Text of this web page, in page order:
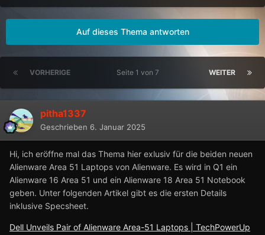
Auf dieses Thema antworten
VORHERIGE WEITER
Seite 1 von 7
pitha1337
Geschrieben 6. Januar 2025
Hi, ich eröffne mal das Thema hier exlusiv für die beiden neuen
Alienware Area 51 Laptops von Alienware. Es wird in Q1 ein
Alienware 16 Area 51 und ein Alienware 18 Area 51 Notebook
geben. Unter folgenden Artikel gibt es die ersten Details
inklusive Specsheet.
Dell Unveils Pair of Alienware Area-51 Laptops | TechPowerUp